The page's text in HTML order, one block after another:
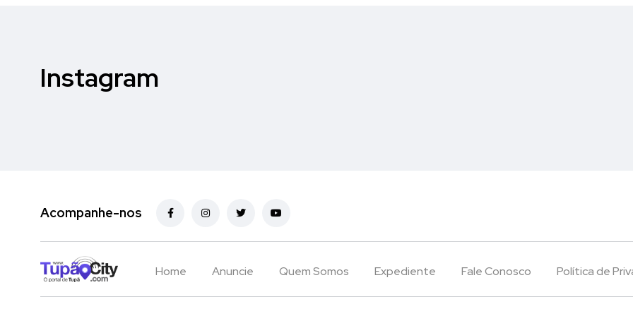
Instagram
Acompanhe-nos
Home Anuncie Quem Somos Expediente Fale Conosco Política de